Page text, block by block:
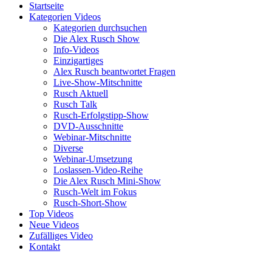
Startseite
Kategorien Videos
Kategorien durchsuchen
Die Alex Rusch Show
Info-Videos
Einzigartiges
Alex Rusch beantwortet Fragen
Live-Show-Mitschnitte
Rusch Aktuell
Rusch Talk
Rusch-Erfolgstipp-Show
DVD-Ausschnitte
Webinar-Mitschnitte
Diverse
Webinar-Umsetzung
Loslassen-Video-Reihe
Die Alex Rusch Mini-Show
Rusch-Welt im Fokus
Rusch-Short-Show
Top Videos
Neue Videos
Zufälliges Video
Kontakt